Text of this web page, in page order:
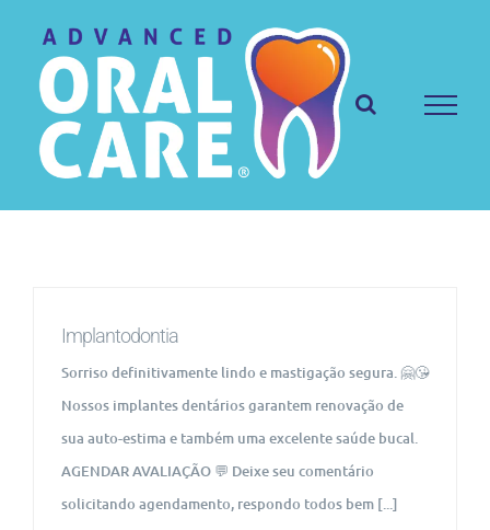
conteúdo
Implantodontia
Sorriso definitivamente lindo e mastigação segura. 🤗😘
Nossos implantes dentários garantem renovação de
sua auto-estima e também uma excelente saúde bucal.
AGENDAR AVALIAÇÃO 💬 Deixe seu comentário
solicitando agendamento, respondo todos bem [...]